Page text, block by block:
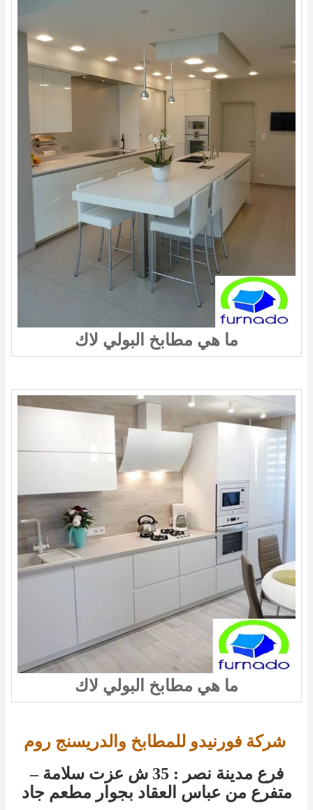
ما هي مطابخ البولي لاك
ما هي مطابخ البولي لاك
شركة فورنيدو للمطابخ والدريسنج روم
فرع مدينة نصر : 35 ش عزت سلامة –
متفرع من عباس العقاد بجوار مطعم جاد